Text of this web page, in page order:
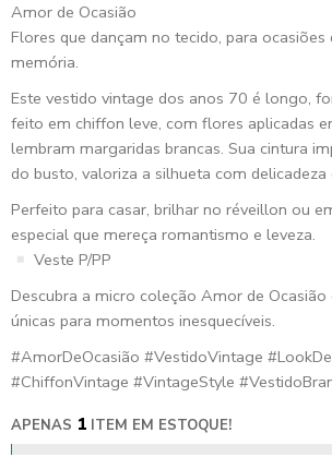
Amor de Ocasião
Flores que dançam no tecido, para ocasiões
memória.
Este vestido vintage dos anos 70 é longo,
feito em chiffon leve, com flores aplicadas
lembram margaridas brancas. Sua cintura
do busto, valoriza a silhueta com delicadeza
Perfeito para casar, brilhar no réveillon ou
especial que mereça romantismo e leveza.
Veste P/PP
Descubra a micro coleção Amor de Ocasião
únicas para momentos inesquecíveis.
#AmorDeOcasião #VestidoVintage
#ChiffonVintage #VintageStyle
APENAS 1 ITEM EM ESTOQUE!